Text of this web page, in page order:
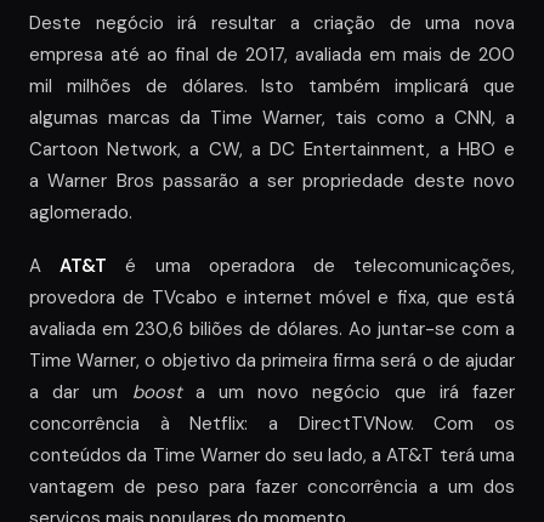
Deste negócio irá resultar a criação de uma nova
empresa até ao final de 2017, avaliada em mais de 200
mil milhões de dólares. Isto também implicará que
algumas marcas da Time Warner, tais como a CNN, a
Cartoon Network, a CW, a DC Entertainment, a HBO e
a Warner Bros passarão a ser propriedade deste novo
aglomerado.
A AT&T é uma operadora de telecomunicações,
provedora de TVcabo e internet móvel e fixa, que está
avaliada em 230,6 biliões de dólares. Ao juntar-se com a
Time Warner, o objetivo da primeira firma será o de ajudar
a dar um boosta um novo negócio que irá fazer
concorrência à Netflix: a DirectTVNow. Com os
conteúdos da Time Warner do seu lado, a AT&T terá uma
vantagem de peso para fazer concorrência a um dos